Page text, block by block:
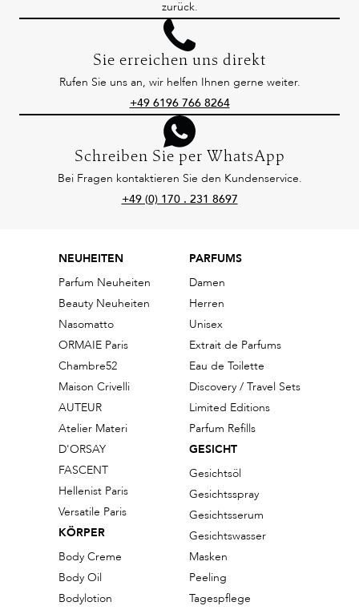
zurück.
Sie erreichen uns direkt
Rufen Sie uns an, wir helfen Ihnen gerne weiter.
+49 6196 766 8264
Schreiben Sie per WhatsApp
Bei Fragen kontaktieren Sie den Kundenservice.
+49 (0) 170 . 231 8697
NEUHEITEN
Parfum Neuheiten
Beauty Neuheiten
Nasomatto
ORMAIE Paris
Chambre52
Maison Crivelli
AUTEUR
Atelier Materi
D'ORSAY
FASCENT
Hellenist Paris
Versatile Paris
KÖRPER
Body Creme
Body Oil
Bodylotion
PARFUMS
Damen
Herren
Unisex
Extrait de Parfums
Eau de Toilette
Discovery / Travel Sets
Limited Editions
Parfum Refills
GESICHT
Gesichtsöl
Gesichtsspray
Gesichtsserum
Gesichtswasser
Masken
Peeling
Tagespflege